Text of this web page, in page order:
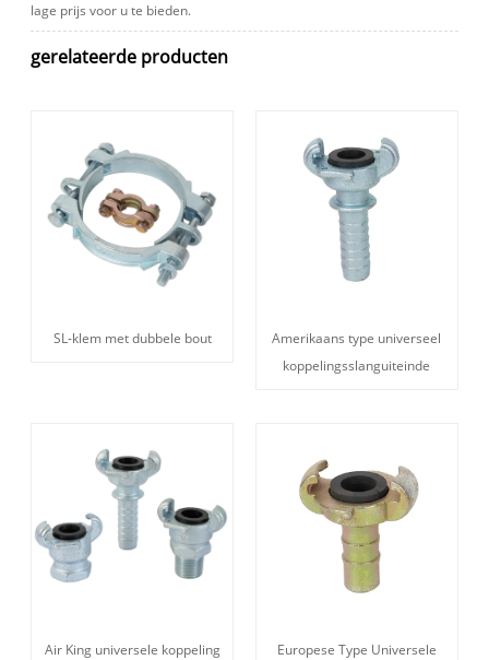
lage prijs voor u te bieden.
gerelateerde producten
SL-klem met dubbele bout
Amerikaans type universeel
koppelingsslanguiteinde
Air King universele koppeling
Europese Type Universele